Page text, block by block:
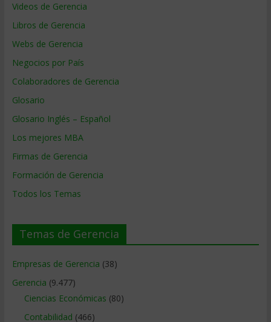
Videos de Gerencia
Libros de Gerencia
Webs de Gerencia
Negocios por País
Colaboradores de Gerencia
Glosario
Glosario Inglés – Español
Los mejores MBA
Firmas de Gerencia
Formación de Gerencia
Todos los Temas
Temas de Gerencia
Empresas de Gerencia (38)
Gerencia (9.477)
Ciencias Económicas (80)
Contabilidad (466)